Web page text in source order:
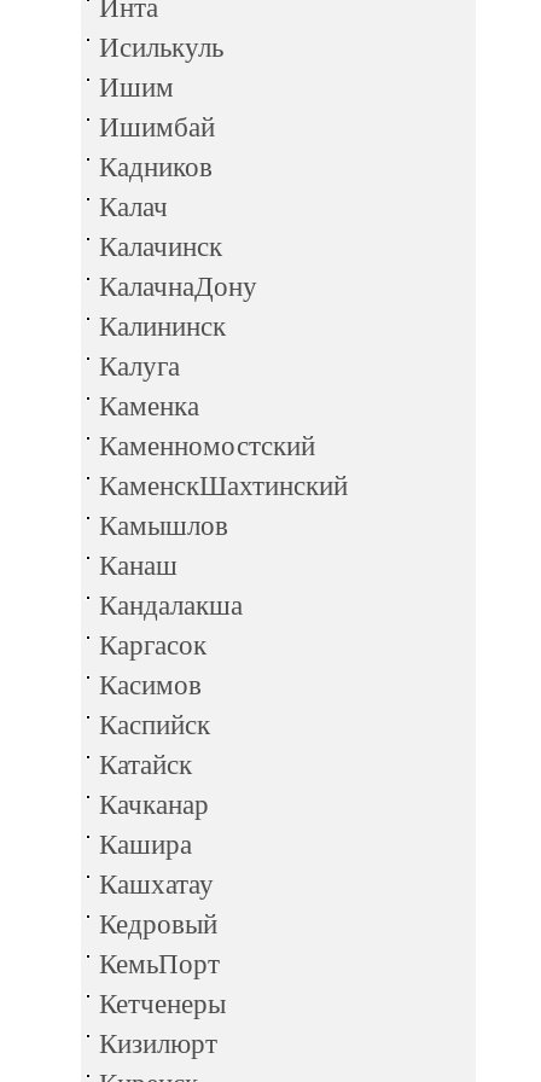
Инта
Исилькуль
Ишим
Ишимбай
Кадников
Калач
Калачинск
КалачнаДону
Калининск
Калуга
Каменка
Каменномостский
КаменскШахтинский
Камышлов
Канаш
Кандалакша
Каргасок
Касимов
Каспийск
Катайск
Качканар
Кашира
Кашхатау
Кедровый
КемьПорт
Кетченеры
Кизилюрт